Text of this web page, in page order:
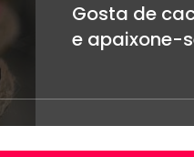
Gosta de
e apaixone-